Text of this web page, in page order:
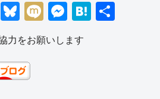
Li
n
Bl
u
e
sk
y
M
ixi
M
e
ss
H
力をお願いします